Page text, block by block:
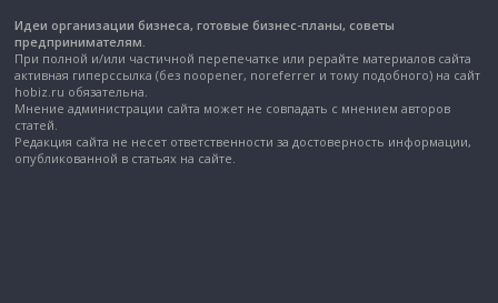
Идеи организации бизнеса, готовые бизнес-планы, советы
предпринимателям.
При полной и/или частичной перепечатке или рерайте материалов сайта
активная гиперссылка (без noopener, noreferrer и тому подобного) на сайт
hobiz.ru обязательна.
Мнение администрации сайта может не совпадать с мнением авторов
статей.
Редакция сайта не несет ответственности за достоверность информации,
опубликованной в статьях на сайте.